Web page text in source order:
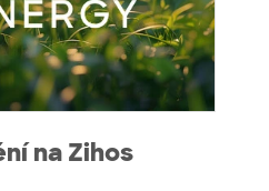
na Zihos